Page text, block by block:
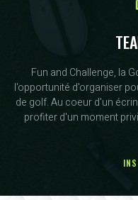
Fun and Challenge, la
l'opportunité d'organiser
de golf. Au coeur d'un
profiter d'un moment